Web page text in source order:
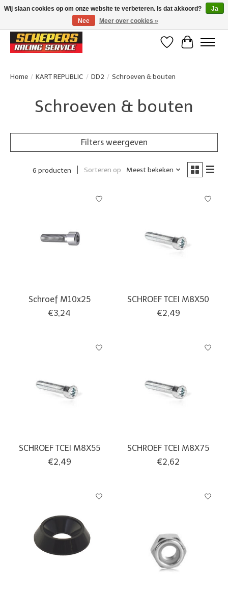
Klanten beoordelen ons met een 4,8/5 op Google reviews
Verlanglijst
Home / KART REPUBLIC / DD2 / Schroeven & bouten
Schroeven & bouten
Filters weergeven
6 producten Sorteren op Meest bekeken
Schroef M10x25
€3,24
SCHROEF TCEI M8X50
€2,49
SCHROEF TCEI M8X55
€2,49
SCHROEF TCEI M8X75
€2,62
Wij slaan cookies op om onze website te verbeteren. Is dat akkoord?
Ja
Nee
Meer over cookies »